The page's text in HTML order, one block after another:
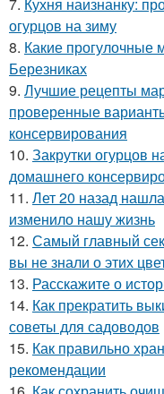
огурцов на зиму
8. Какие
Березниках
9. Лучшие рецепты
проверенные
консервирования
10. Закрутки огурцов
домашнего
11. Лет 20 назад
изменило нашу жизнь
12. Самый главный
вы не знали о этих
13. Расскажите о
14. Как прекратить
советы для садоводов
15. Как правильно
рекомендации